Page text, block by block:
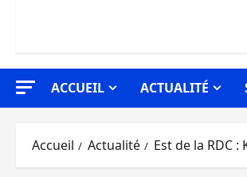
ACCUEIL ACTUALITÉ
Accueil Actualité Est de la RDC